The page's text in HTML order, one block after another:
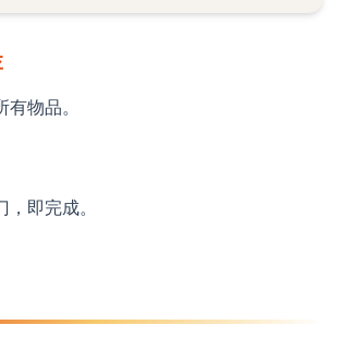
物品。
即完成。